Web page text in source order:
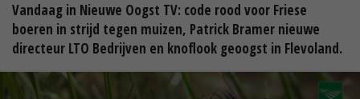
Vandaag in Nieuwe Oogst TV: code rood voor Friese
boeren in strijd tegen muizen, Patrick Bramer nieuwe
directeur LTO Bedrijven en knoflook geoogst in Flevoland.